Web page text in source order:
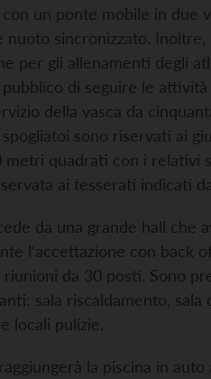
con un ponte mobile in due
nuoto sincronizzato.
per gli allenamenti degli
di seguire le
della vasca da
sono riservati ai
metri quadrati con i relativi
ai tesserati indicati
da una grande hall che
l’accettazione con back
riunioni da 30 posti. Sono
sala riscaldamento,
locali pulizie.
la piscina in